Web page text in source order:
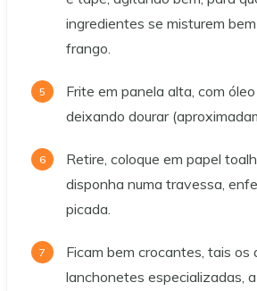
ingredientes se misturem
frango.
Frite em panela alta, com
deixando dourar
Retire, coloque em papel
disponha numa travessa,
picada.
Ficam bem crocantes, tais os
lanchonetes especializadas,